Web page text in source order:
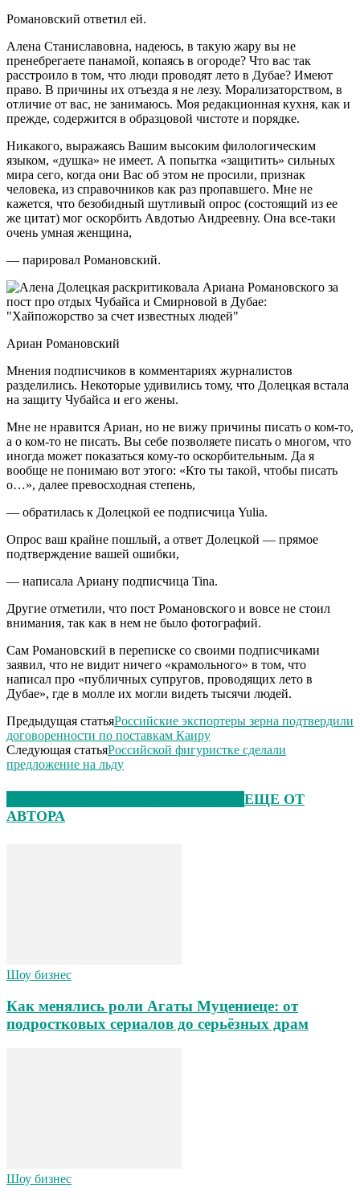
Романовский ответил ей.
Алена Станиславовна, надеюсь, в такую жару вы не
пренебрегаете панамой, копаясь в огороде? Что вас так
расстроило в том, что люди проводят лето в Дубае? Имеют
право. В причины их отъезда я не лезу. Морализаторством, в
отличие от вас, не занимаюсь. Моя редакционная кухня, как и
прежде, содержится в образцовой чистоте и порядке.
Никакого, выражаясь Вашим высоким филологическим
языком, «душка» не имеет. А попытка «защитить» сильных
мира сего, когда они Вас об этом не просили, признак
человека, из справочников как раз пропавшего. Мне не
кажется, что безобидный шутливый опрос (состоящий из ее
же цитат) мог оскорбить Авдотью Андреевну. Она все-таки
очень умная женщина,
— парировал Романовский.
Ариан Романовский
Мнения подписчиков в комментариях журналистов
разделились. Некоторые удивились тому, что Долецкая встала
на защиту Чубайса и его жены.
Мне не нравится Ариан, но не вижу причины писать о ком-то,
а о ком-то не писать. Вы себе позволяете писать о многом, что
иногда может показаться кому-то оскорбительным. Да я
вообще не понимаю вот этого: «Кто ты такой, чтобы писать
о…», далее превосходная степень,
— обратилась к Долецкой ее подписчица Yulia.
Опрос ваш крайне пошлый, а ответ Долецкой — прямое
подтверждение вашей ошибки,
— написала Ариану подписчица Tina.
Другие отметили, что пост Романовского и вовсе не стоил
внимания, так как в нем не было фотографий.
Сам Романовский в переписке со своими подписчиками
заявил, что не видит ничего «крамольного» в том, что
написал про «публичных супругов, проводящих лето в
Дубае», где в молле их могли видеть тысячи людей.
Предыдущая статьяРоссийские экспортеры зерна подтвердили
договоренности по поставкам Каиру
Следующая статьяРоссийской фигуристке сделали
предложение на льду
ЕЩЕ ОТ
АВТОРА
Шоу бизнес
Как менялись роли Агаты Муцениеце: от
подростковых сериалов до серьёзных драм
Шоу бизнес